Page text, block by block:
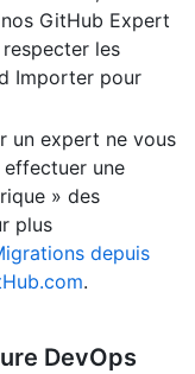
GitHub Expert
les
Importer pour
un expert ne vous
une
» des
plus
depuis
.
DevOps